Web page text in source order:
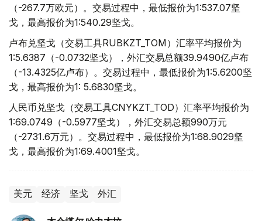
（-267.7万欧元）。交易过程中，最低报价为1:537.07坚
戈，最高报价为1:540.29坚戈。
卢布兑坚戈（交易工具RUBKZT_TOM）汇率平均报价为
1:5.6387（-0.0732坚戈），外汇交易总额39.9490亿卢布
（-13.4325亿卢布）。交易过程中，最低报价为1:5.6200坚
戈，最高报价为1: 5.6830坚戈。
人民币兑坚戈（交易工具CNYKZT_TOD）汇率平均报价为
1:69.0749（-0.5977坚戈），外汇交易总额990万元
（-2731.6万元）。交易过程中，最低报价为1:68.9029坚
戈，最高报价为1:69.4001坚戈。
美元 经济 坚戈 外汇